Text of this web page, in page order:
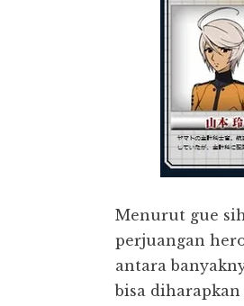
Menurut gue
perjuangan
antara
bisa